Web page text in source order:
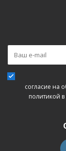
согласие на
политикой